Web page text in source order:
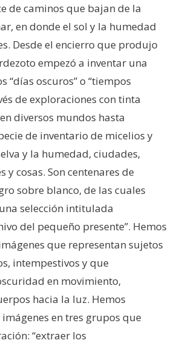
de caminos que bajan de la
en donde el sol y la humedad
Desde el encierro que produjo
empezó a inventar una
“días oscuros” o “tiempos
de exploraciones con tinta
diversos mundos hasta
de inventario de micelios y
y la humedad, ciudades,
y cosas. Son centenares de
sobre blanco, de las cuales
selección intitulada
del pequeño presente”. Hemos
que representan sujetos
intempestivos y que
en movimiento,
hacia la luz. Hemos
en tres grupos que
“extraer los